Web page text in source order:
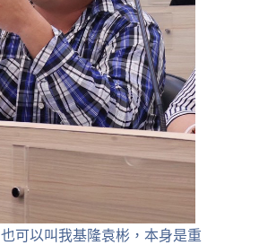
可以叫我基隆袁彬，本身是重